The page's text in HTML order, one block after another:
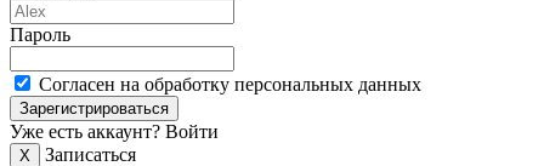
Пароль
Согласен на обработку персональных данных
Зарегистрироваться
Уже есть аккаунт? Войти
X
Записаться